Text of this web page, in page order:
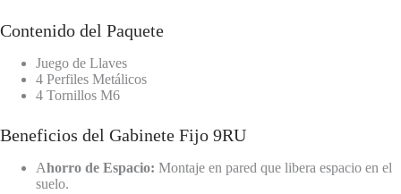
Contenido del Paquete
Juego de Llaves
4 Perfiles Metálicos
4 Tornillos M6
Beneficios del Gabinete Fijo 9RU
Ahorro de Espacio: Montaje en pared que libera espacio en el
suelo.